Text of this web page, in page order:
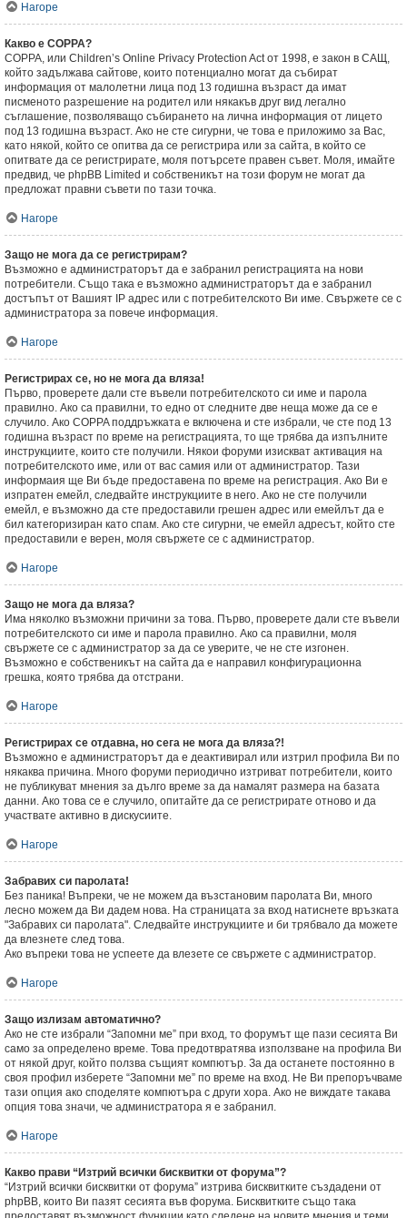
Нагоре
Какво е COPPA?
COPPA, или Children’s Online Privacy Protection Act от 1998, е закон в САЩ,
който задължава сайтове, които потенциално могат да събират
информация от малолетни лица под 13 годишна възраст да имат
писменото разрешение на родител или някакъв друг вид легално
съглашение, позволяващо събирането на лична информация от лицето
под 13 годишна възраст. Ако не сте сигурни, че това е приложимо за Вас,
като някой, който се опитва да се регистрира или за сайта, в който се
опитвате да се регистрирате, моля потърсете правен съвет. Моля, имайте
предвид, че phpBB Limited и собственикът на този форум не могат да
предложат правни съвети по тази точка.
Нагоре
Защо не мога да се регистрирам?
Възможно е администраторът да е забранил регистрацията на нови
потребители. Също така е възможно администраторът да е забранил
достъпът от Вашият IP адрес или с потребителското Ви име. Свържете се с
администратора за повече информация.
Нагоре
Регистрирах се, но не мога да вляза!
Първо, проверете дали сте въвели потребителското си име и парола
правилно. Ако са правилни, то едно от следните две неща може да се е
случило. Ако COPPA поддръжката е включена и сте избрали, че сте под 13
годишна възраст по време на регистрацията, то ще трябва да изпълните
инструкциите, които сте получили. Някои форуми изискват активация на
потребителското име, или от вас самия или от администратор. Тази
информаия ще Ви бъде предоставена по време на регистрация. Ако Ви е
изпратен емейл, следвайте инструкциите в него. Ако не сте получили
емейл, е възможно да сте предоставили грешен адрес или емейлът да е
бил категоризиран като спам. Ако сте сигурни, че емейл адресът, който сте
предоставили е верен, моля свържете се с администратор.
Нагоре
Защо не мога да вляза?
Има няколко възможни причини за това. Първо, проверете дали сте въвели
потребителското си име и парола правилно. Ако са правилни, моля
свържете се с администратор за да се уверите, че не сте изгонен.
Възможно е собственикът на сайта да е направил конфигурационна
грешка, която трябва да отстрани.
Нагоре
Регистрирах се отдавна, но сега не мога да вляза?!
Възможно е администраторът да е деактивирал или изтрил профила Ви по
някаква причина. Много форуми периодично изтриват потребители, които
не публикуват мнения за дълго време за да намалят размера на базата
данни. Ако това се е случило, опитайте да се регистрирате отново и да
участвате активно в дискусиите.
Нагоре
Забравих си паролата!
Без паника! Въпреки, че не можем да възстановим паролата Ви, много
лесно можем да Ви дадем нова. На страницата за вход натиснете връзката
"Забравих си паролата". Следвайте инструкциите и би трябвало да можете
да влезнете след това.
Ако въпреки това не успеете да влезете се свържете с администратор.
Нагоре
Защо излизам автоматично?
Ако не сте избрали “Запомни ме” при вход, то форумът ще пази сесията Ви
само за определено време. Това предотвратява използване на профила Ви
от някой друг, който ползва същият компютър. За да останете постоянно в
своя профил изберете “Запомни ме” по време на вход. Не Ви препоръчваме
тази опция ако споделяте компютъра с други хора. Ако не виждате такава
опция това значи, че администратора я е забранил.
Нагоре
Какво прави “Изтрий всички бисквитки от форума”?
“Изтрий всички бисквитки от форума” изтрива бисквитките създадени от
phpBB, които Ви пазят сесията във форума. Бисквитките също така